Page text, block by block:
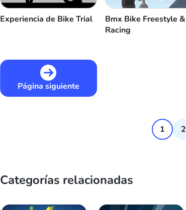
Experiencia de Bike Trial
Bmx Bike Freestyle &
Racing
Página siguiente
1 2
Categorías relacionadas